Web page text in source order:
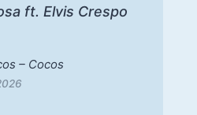
ft. Elvis Crespo
– Cocos